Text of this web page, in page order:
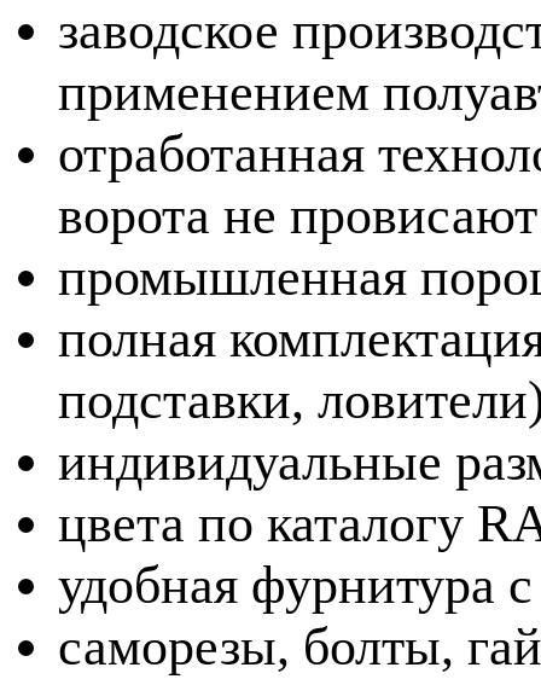
заводское
применением
отработанная
ворота не провисают
промышленная
полная
подставки,
индивидуальные
цвета по каталогу
удобная фурнитура
саморезы, болты,